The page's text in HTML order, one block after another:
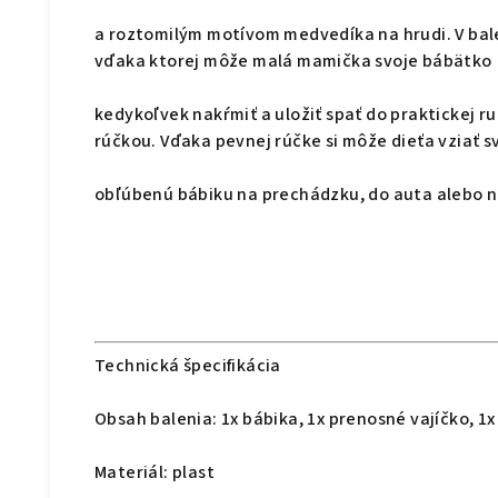
a roztomilým motívom medvedíka na hrudi. V
vďaka ktorej môže malá mamička svoje bábätko
kedykoľvek nakŕmiť a uložiť spať do praktickej
rúčkou. Vďaka pevnej rúčke si môže dieťa vziať
obľúbenú bábiku na prechádzku, do auta alebo
Technická špecifikácia
Obsah balenia: 1x bábika, 1x prenosné vajíčko,
Materiál: plast